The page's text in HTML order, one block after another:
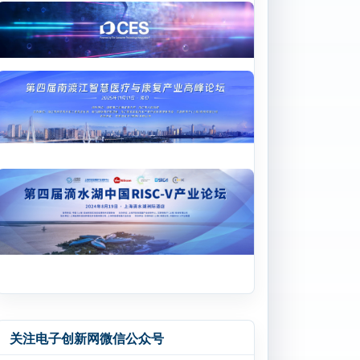
关注电子创新网微信公众号